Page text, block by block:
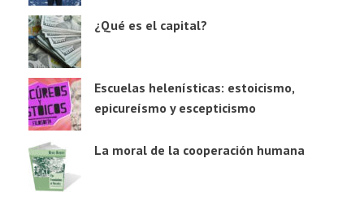
¿Qué es el capital?
Escuelas helenísticas: estoicismo,
epicureísmo y escepticismo
La moral de la cooperación humana